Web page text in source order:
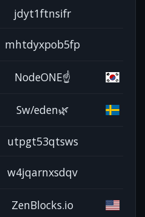
jdyt1ftnsifr
mhtdyxpob5fp
NodeONE☝️
Sw/eden🌿
utpgt53qtsws
w4jqarnxsdqv
ZenBlocks.io